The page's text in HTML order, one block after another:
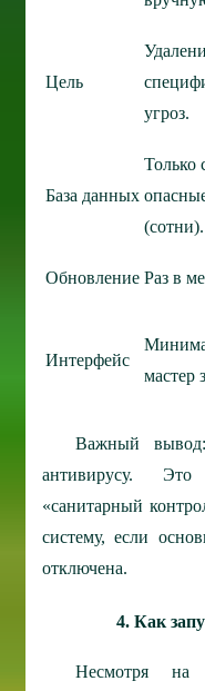
Цель
угроз.
База данных
Только
(сотни).
Обновление Раз в
Интерфейс
мастер
Важный
антивирусу.
«санитарный
систему, если
отключена.
4. Как
Несмотря на